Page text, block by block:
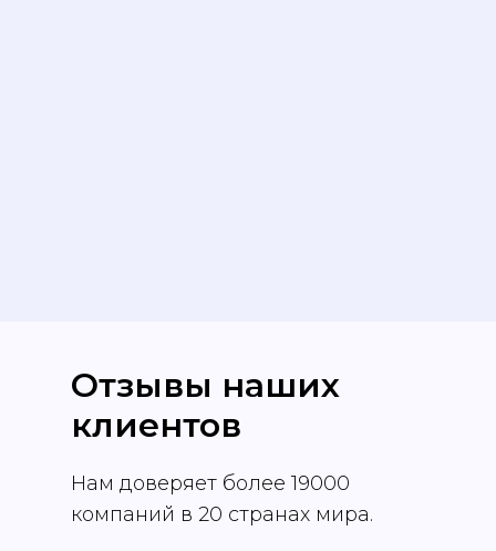
Отзывы наших
клиентов
Нам доверяет более 19000
компаний в 20 странах мира.